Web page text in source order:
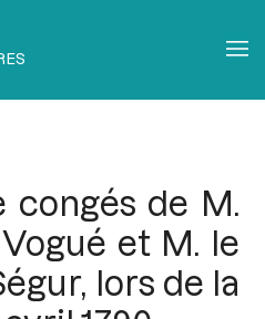
congés de M.
et M. le
lors de la